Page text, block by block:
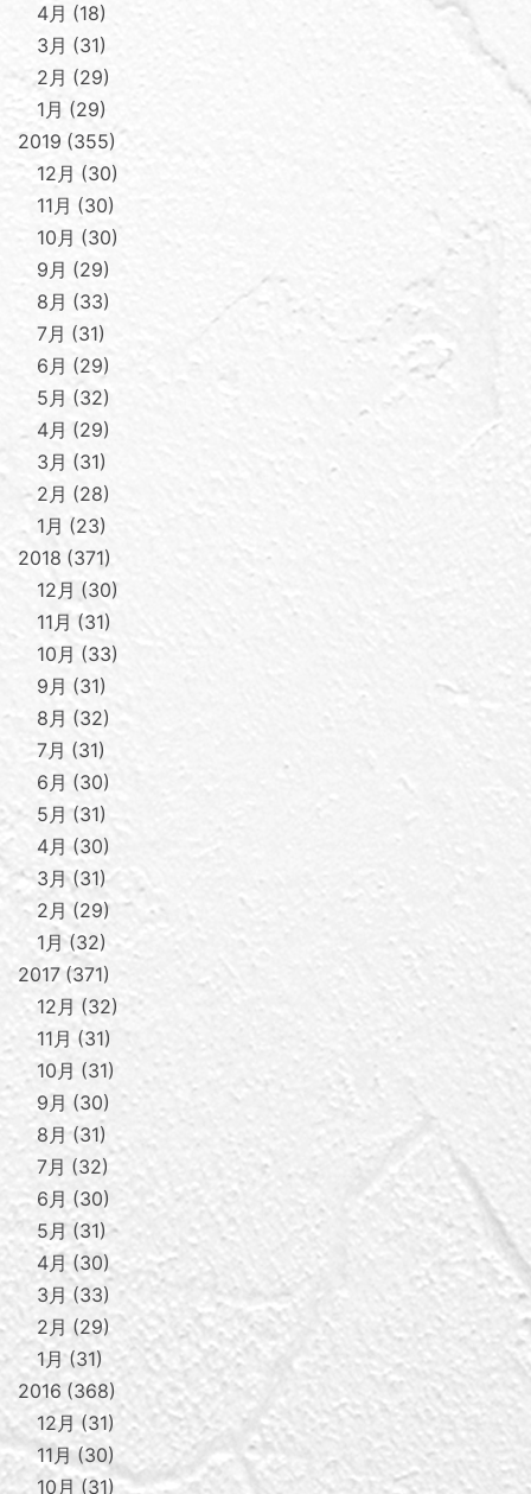
4月
18
3月
31
2月
29
1月
29
2019 355
12月
30
11月
30
10月
30
9月
29
8月
33
7月
31
6月
29
5月
32
4月
29
3月
31
2月
28
1月
23
2018 371
12月
30
11月
31
10月
33
9月
31
8月
32
7月
31
6月
30
5月
31
4月
30
3月 31
2月
29
1月
32
2017 371
12月
32
11月
31
10月
31
9月
30
8月
31
7月
32
6月
30
5月 31
4月 30
3月
33
2月
29
1月
31
2016 368
12月
31
11月 30
10月
31